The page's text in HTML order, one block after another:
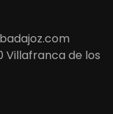
Villafranca de los